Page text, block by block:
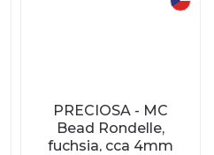
PRECIOSA - MC
Bead Rondelle,
fuchsia, cca 4mm